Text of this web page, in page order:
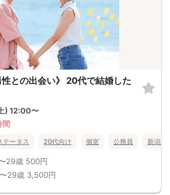
性との出会い》 20代で結婚した
) 12:00〜
間
テータス 20代向け 個室 公務員 新潟県
29歳 500円
29歳 3,500円